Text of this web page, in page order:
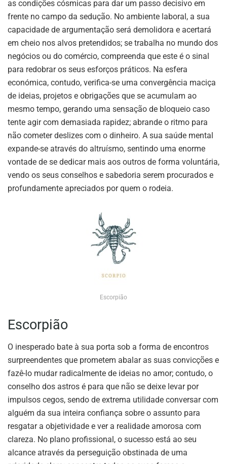
as condições cósmicas para dar um passo decisivo em
frente no campo da sedução. No ambiente laboral, a sua
capacidade de argumentação será demolidora e acertará
em cheio nos alvos pretendidos; se trabalha no mundo dos
negócios ou do comércio, compreenda que este é o sinal
para redobrar os seus esforços práticos. Na esfera
económica, contudo, verifica-se uma convergência maciça
de ideias, projetos e obrigações que se acumulam ao
mesmo tempo, gerando uma sensação de bloqueio caso
tente agir com demasiada rapidez; abrande o ritmo para
não cometer deslizes com o dinheiro. A sua saúde mental
expande-se através do altruísmo, sentindo uma enorme
vontade de se dedicar mais aos outros de forma voluntária,
vendo os seus conselhos e sabedoria serem procurados e
profundamente apreciados por quem o rodeia.
Escorpião
Escorpião
O inesperado bate à sua porta sob a forma de encontros
surpreendentes que prometem abalar as suas convicções e
fazê-lo mudar radicalmente de ideias no amor; contudo, o
conselho dos astros é para que não se deixe levar por
impulsos cegos, sendo de extrema utilidade conversar com
alguém da sua inteira confiança sobre o assunto para
resgatar a objetividade e ver a realidade amorosa com
clareza. No plano profissional, o sucesso está ao seu
alcance através da perseguição obstinada de uma